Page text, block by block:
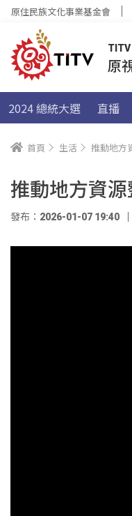
原住民族文化事業基金會
TITV
原
2024 總統大選 直播
首頁 生活 推動地方
推動地方資
發布：2026-01-07 19:40